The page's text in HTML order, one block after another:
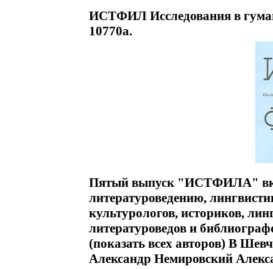
ИСТФИЛ Исследования в
10770a.
Пятый выпуск "ИСТФИЛА"
литературоведению,
культурологов, историков,
литературоведов и
(показать всех авторов) В
Александр Немировский